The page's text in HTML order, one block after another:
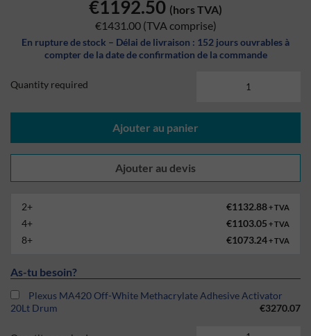
€1192.50 (hors TVA)
€1431.00 (TVA comprise)
En rupture de stock – Délai de livraison : 152 jours ouvrables à
compter de la date de confirmation de la commande
Quantity required
Ajouter au panier
2+ €1132.88+ TVA
4+ €1103.05 + TVA
8+ €1073.24+ TVA
As-tu besoin?
Plexus MA420 Off-White Methacrylate Adhesive Activator
20Lt Drum
€3270.07